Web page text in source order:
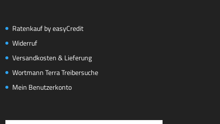
Ratenkauf by easyCredit
Widerruf
Versandkosten & Lieferung
Wortmann Terra Treibersuche
Mein Benutzerkonto